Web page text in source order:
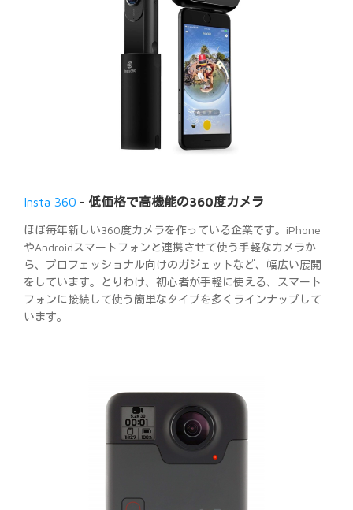
Insta 360 - 低価格で高機能の360度カメラ
ほぼ毎年新しい360度カメラを作っている企業です。iPhone
やAndroidスマートフォンと連携させて使う手軽なカメラか
ら、プロフェッショナル向けのガジェットなど、幅広い展開
をしています。とりわけ、初心者が手軽に使える、スマート
フォンに接続して使う簡単なタイプを多くラインナップして
います。